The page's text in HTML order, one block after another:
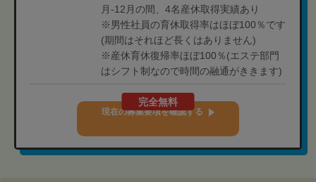
月-12月の間、4名産休取得実績あり
※男性社員の育休取得率はほぼ100％です
(期間はそれほど長くはありません)
※産休育休復帰率ほぼ100％(エステ部門
はシフト制なので時間の融通がききます)
完全無料
現在の募集要項を確認する